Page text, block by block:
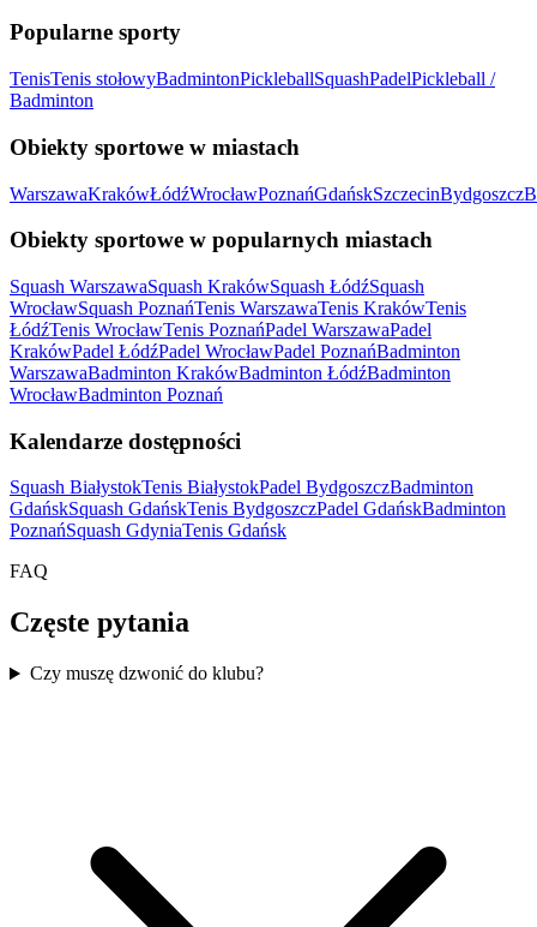
Popularne sporty
TenisTenis stołowyBadmintonPickleballSquashPadelPickleball /
Badminton
Obiekty sportowe w miastach
WarszawaKrakówŁódźWrocławPoznańGdańskSzczecinBydgoszcz
Obiekty sportowe w popularnych miastach
Squash WarszawaSquash KrakówSquash ŁódźSquash
WrocławSquash PoznańTenis WarszawaTenis KrakówTenis
ŁódźTenis WrocławTenis PoznańPadel WarszawaPadel
KrakówPadel ŁódźPadel WrocławPadel PoznańBadminton
WarszawaBadminton KrakówBadminton ŁódźBadminton
WrocławBadminton Poznań
Kalendarze dostępności
Squash BiałystokTenis BiałystokPadel BydgoszczBadminton
GdańskSquash GdańskTenis BydgoszczPadel GdańskBadminton
PoznańSquash GdyniaTenis Gdańsk
FAQ
Częste pytania
Czy muszę dzwonić do klubu?